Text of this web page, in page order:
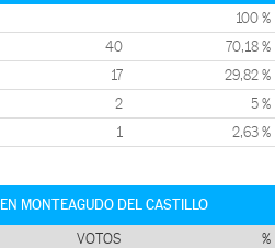
100 %
40 70,18 %
17 29,82 %
2 5 %
1 2,63 %
MONTEAGUDO DEL CASTILLO
VOTOS %